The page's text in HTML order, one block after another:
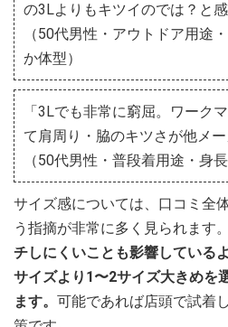
の3Lよりもキツイのでは？と感
（50代男性・アウトドア用途
か体型）
「3Lでも非常に窮屈。ワーク
て肩周り・脇のキツさが他メー
（50代男性・普段着用途・身
サイズ感については、口コミ全
う指摘が非常に多く見られます。
チしにくいことも影響している
サイズより1〜2サイズ大きめを
ます。 可能であれば店頭で試着